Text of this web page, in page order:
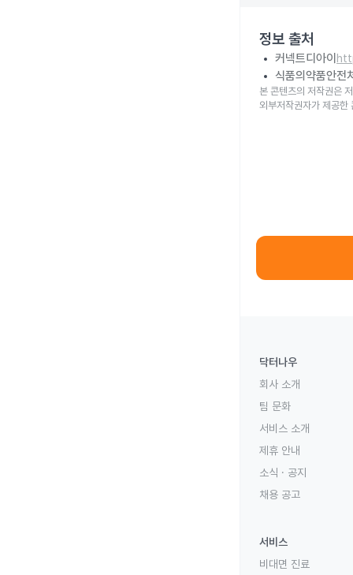
정보 출처
커넥트디아이
식품의약품안전
본 콘텐츠의 저작권은
외부저작권자가 제공한
닥터나우
회사 소개
팀 문화
서비스 소개
제휴 안내
소식 · 공지
채용 공고
서비스
비대면 진료